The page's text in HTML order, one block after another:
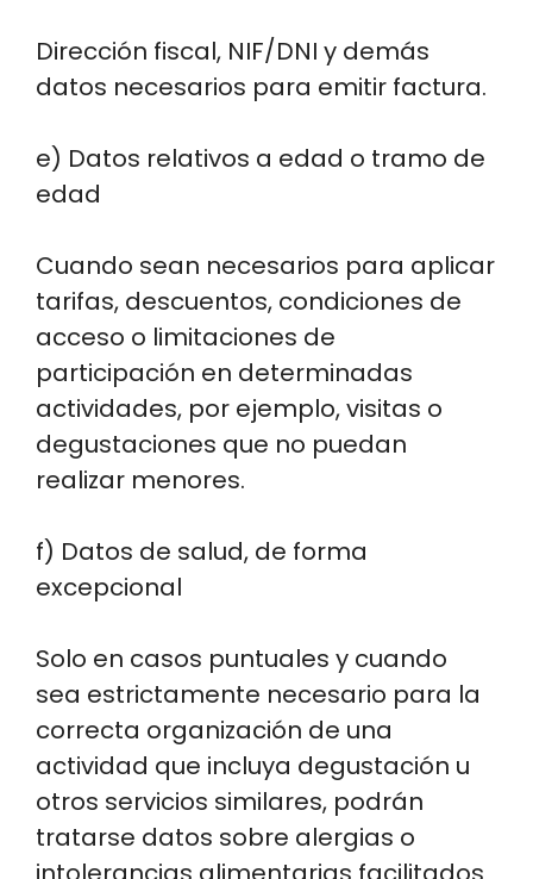
Dirección fiscal, NIF/DNI y demás
datos necesarios para emitir factura.
e) Datos relativos a edad o tramo de
edad
Cuando sean necesarios para aplicar
tarifas, descuentos, condiciones de
acceso o limitaciones de
participación en determinadas
actividades, por ejemplo, visitas o
degustaciones que no puedan
realizar menores.
f) Datos de salud, de forma
excepcional
Solo en casos puntuales y cuando
sea estrictamente necesario para la
correcta organización de una
actividad que incluya degustación u
otros servicios similares, podrán
tratarse datos sobre alergias o